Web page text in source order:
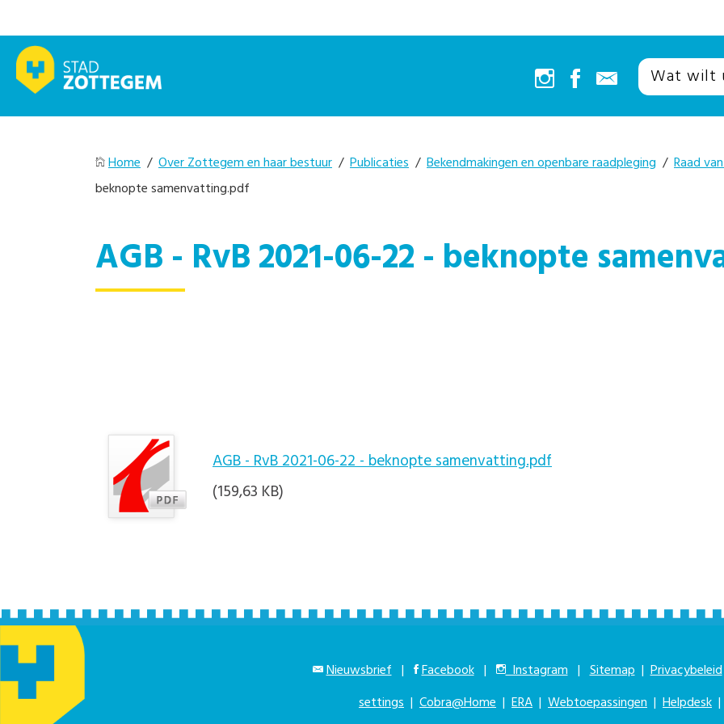
Home / Over Zottegem en haar bestuur / Publicaties / Bekendmakingen en openbare raadpleging / Raad
beknopte samenvatting.pdf
AGB - RvB 2021-06-22 - beknopte
AGB - RvB 2021-06-22 - beknopte samenvatting.pdf
(159,63 KB)
Nieuwsbrief | Facebook | Instagram | Sitemap |Privacybeleid
settings | Cobra@Home | ERA | Webtoepassingen | Helpdesk |